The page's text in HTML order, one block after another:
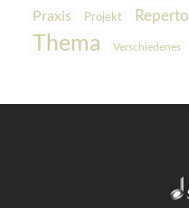
Praxis Projekt
Thema Verschiedenes